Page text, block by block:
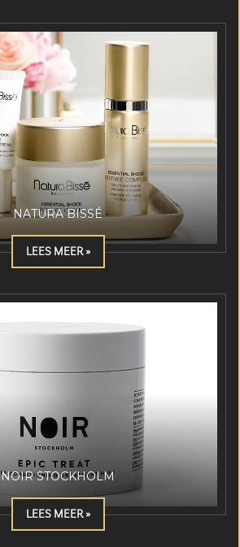
NATURA BISSÉ
LEES MEER »
NOIR STOCKHOLM
LEES MEER »